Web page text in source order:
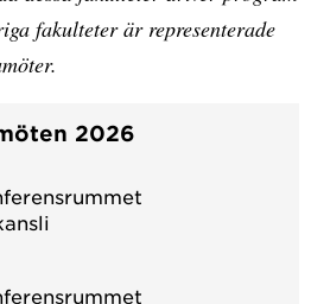
fakulteter är representerade
2026